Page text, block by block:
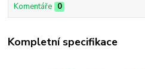
Komentáře 0
Kompletní specifikace